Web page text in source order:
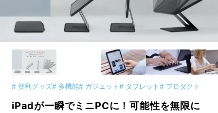
# 便利グッズ# 多機能# ガジェット# タブレット# プロダクト
iPadが一瞬でミニPCに！可能性を無限に